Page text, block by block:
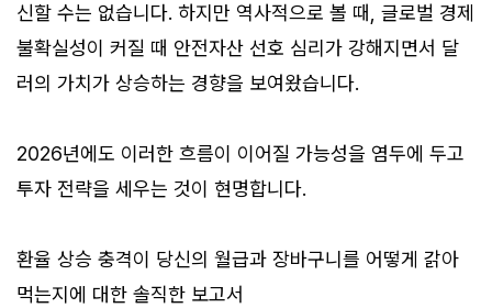
신할 수는 없습니다. 하지만 역사적으로 볼 때, 글로벌 경제
불확실성이 커질 때 안전자산 선호 심리가 강해지면서 달
러의 가치가 상승하는 경향을 보여왔습니다.
2026년에도 이러한 흐름이 이어질 가능성을 염두에 두고
투자 전략을 세우는 것이 현명합니다.
환율 상승 충격이 당신의 월급과 장바구니를 어떻게 갉아
먹는지에 대한 솔직한 보고서